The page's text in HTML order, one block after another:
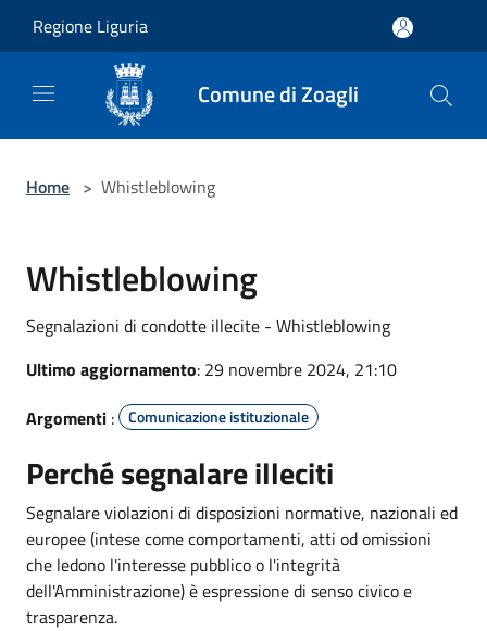
Regione Liguria
Comune di Zoagli
Home > Whistleblowing
Whistleblowing
Segnalazioni di condotte illecite - Whistleblowing
Ultimo aggiornamento: 29 novembre 2024, 21:10
Argomenti : Comunicazione istituzionale
Perché segnalare illeciti
Segnalare violazioni di disposizioni normative, nazionali ed
europee (intese come comportamenti, atti od omissioni
che ledono l'interesse pubblico o l'integrità
dell'Amministrazione) è espressione di senso civico e
trasparenza.